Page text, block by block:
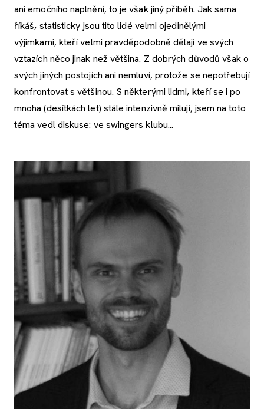
ani emočního naplnění, to je však jiný příběh. Jak sama
říkáš, statisticky jsou tito lidé velmi ojedinělými
výjimkami, kteří velmi pravděpodobně dělají ve svých
vztazích něco jinak než většina. Z dobrých důvodů však o
svých jiných postojích ani nemluví, protože se nepotřebují
konfrontovat s většinou. S některými lidmi, kteří se i po
mnoha (desítkách let) stále intenzivně milují, jsem na toto
téma vedl diskuse: ve swingers klubu...